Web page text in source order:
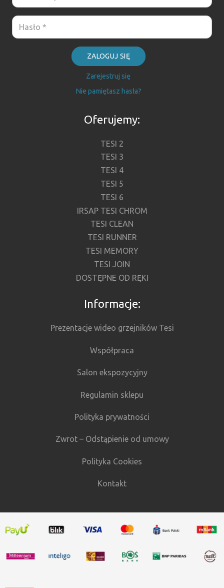
ZALOGUJ SIĘ
Zarejestruj się
Nie pamiętasz hasła?
Oferujemy:
TESI 2
TESI 3
TESI 4
TESI 5
TESI 6
IRSAP TESI CHROM
TESI CLEAN
TESI RUNNER
TESI MEMORY
TESI JOIN
DOSTĘPNE OD RĘKI
Informacje:
Prezentacje wideo grzejników Tesi
Współpraca
Salon ekspozycyjny
Regulamin sklepu
Polityka prywatności
Zwrot – Odstąpienie od umowy
Polityka Cookies
Kontakt